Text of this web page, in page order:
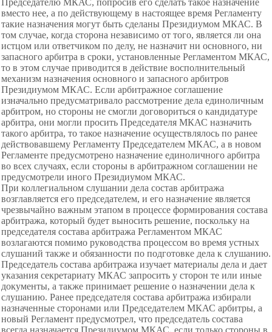
вместо нее, а по действующему в настоящее время Регламенту
такие назначения могут быть сделаны Президиумом МКАС. В
том случае, когда сторона независимо от того, является ли она
истцом или ответчиком по делу, не назначит ни основного, ни
запасного арбитра в сроки, установленные Регламентом МКАС,
то в этом случае приводится в действие восполнительный
механизм назначения основного и запасного арбитров
Президиумом МКАС. Если арбитражное соглашение
изначально предусматривало рассмотрение дела единоличным
арбитром, но стороны не смогли договориться о кандидатуре
арбитра, они могли просить Председателя МКАС назначить
такого арбитра, то такое назначение осуществлялось по ранее
действовавшему Регламенту Председателем МКАС, а в новом
Регламенте предусмотрено назначение единоличного арбитра
во всех случаях, если стороны в арбитражном соглашении не
предусмотрели иного Президиумом МКАС.
При коллегиальном слушании дела состав арбитража
возглавляется его председателем, и его назначение является
чрезвычайно важным этапом в процессе формирования состава
арбитража, который будет выносить решение, поскольку на
председателя состава арбитража Регламентом МКАС
возлагаются помимо руководства процессом во время устных
слушаний также и обязанности по подготовке дела к слушанию.
Председатель состава арбитража изучает материалы дела и дает
указания секретариату МКАС запросить у сторон те или иные
документы, а также принимает решение о назначении дела к
слушанию. Ранее председателя состава арбитража избирали
назначенные сторонами или Председателем МКАС арбитры, а
новый Регламент предусмотрел, что председатель состава
всегда назначается Президиумом МКАС, если только стороны в